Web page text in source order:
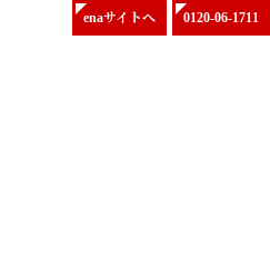
enaサイトへ 0120-06-1711